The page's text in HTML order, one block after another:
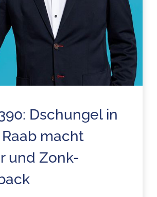
Dschungel in
macht
und Zonk-